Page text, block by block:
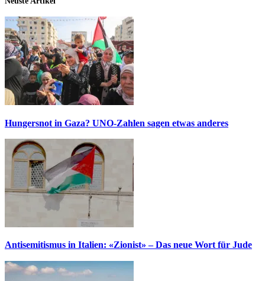
Hungersnot in Gaza? UNO-Zahlen sagen etwas anderes
Antisemitismus in Italien: «Zionist» – Das neue Wort für Jude